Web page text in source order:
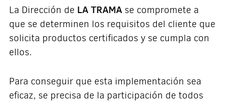
La Dirección de LA TRAMAse compromete a
que se determinen los requisitos del cliente que
solicita productos certificados y se cumpla con
ellos.
Para conseguir que esta implementación sea
eficaz, se precisa de la participación de todos